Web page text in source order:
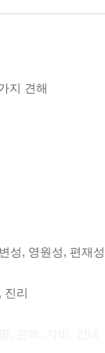
지 견해
성, 영원성, 편재
진리